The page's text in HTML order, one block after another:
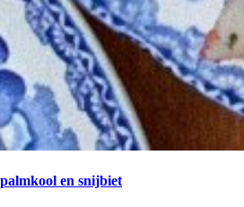
en snijbiet